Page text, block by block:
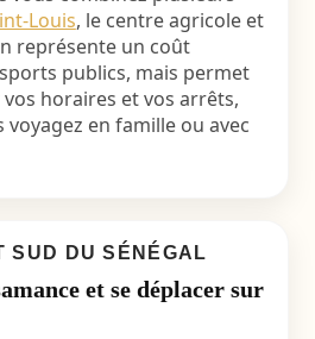
Louis, le centre agricole et
représente un coût
publics, mais permet
horaires et vos arrêts,
en famille ou avec
SUD DU SÉNÉGAL
et se déplacer sur